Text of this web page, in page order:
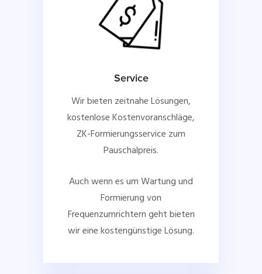
Service
Wir bieten zeitnahe Lösungen,
kostenlose Kostenvoranschläge,
ZK-Formierungsservice zum
Pauschalpreis.
Auch wenn es um Wartung und
Formierung von
Frequenzumrichtern geht bieten
wir eine kostengünstige Lösung.